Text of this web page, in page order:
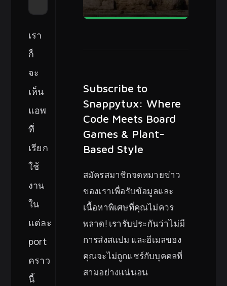
เรา
ก็
จะ
เห็น
แอพ
ที่
เรียก
ใช้
งาน
ใน
แต่ละ
port
คราว
นี้
Subscribe to
Snappytux: Where
Code Meets Board
Games & Plant-
Based Style
สมัครสมาชิกจดหมายข่าว
ของเราเพื่อรับข้อมูลและ
เนื้อหาพิเศษที่คุณไม่ควร
พลาด! เรารับประกันว่าไม่มี
การส่งสแปม และอีเมลของ
คุณจะไม่ถูกแชร์กับบุคคลที่
สามอย่างแน่นอน